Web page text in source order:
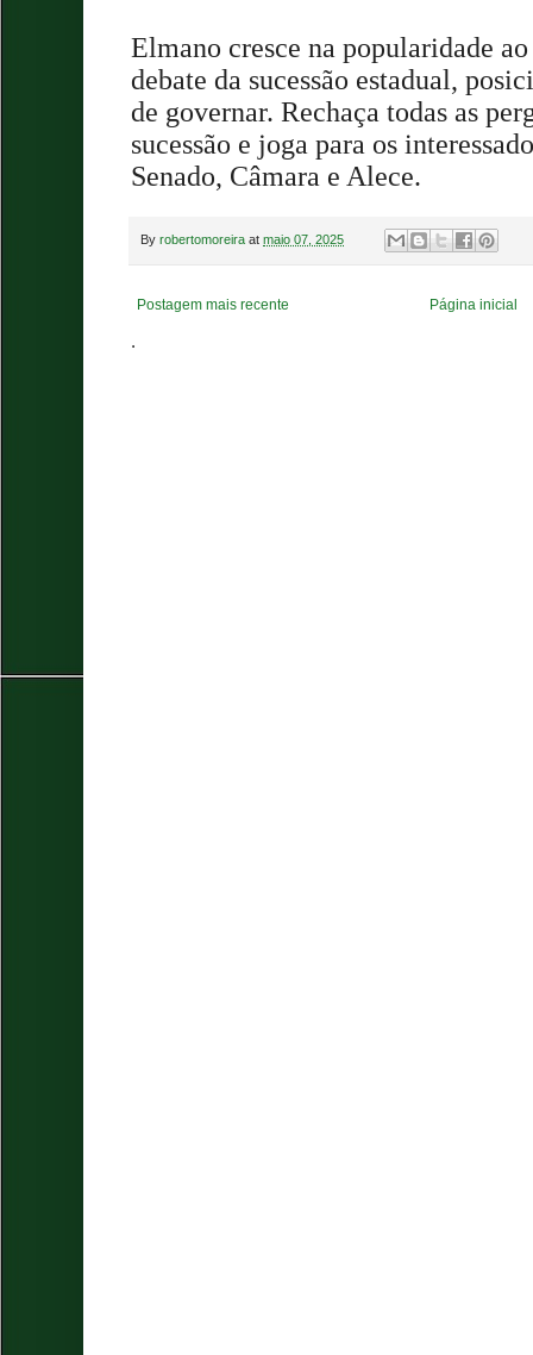
Elmano cresce na popularidade
debate da sucessão estadual,
de governar. Rechaça todas as
sucessão e joga para os
Senado, Câmara e Alece.
By robertomoreira at maio 07, 2025
Postagem mais recente Página inicial
.